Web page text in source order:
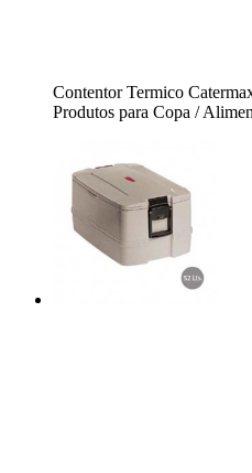
Contentor Termico
Produtos para Copa /